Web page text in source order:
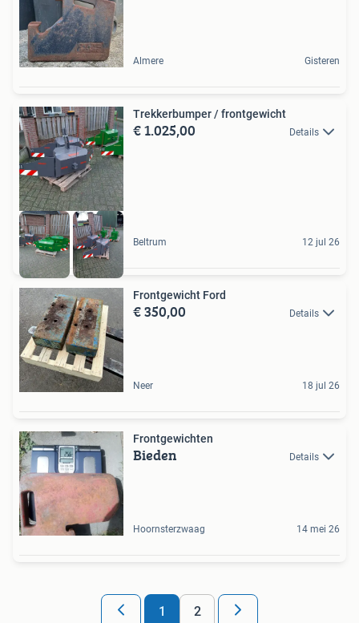
Almere Gisteren
Trekkerbumper / frontgewicht
€ 1.025,00 Details
Beltrum 12 jul 26
Frontgewicht Ford
€ 350,00 Details
Neer 18 jul 26
Frontgewichten
Bieden Details
Hoornsterzwaag 14 mei 26
1 2